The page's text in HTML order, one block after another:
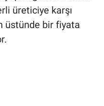
üreticiye karşı
üstünde bir fiyata